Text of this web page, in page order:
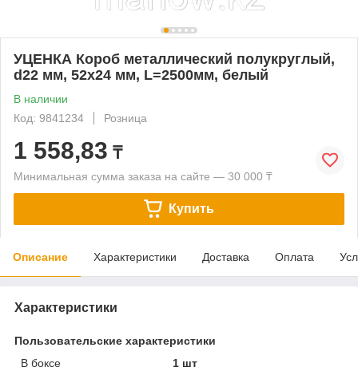
УЦЕНКА Короб металлический полукруглый,
d22 мм, 52х24 мм, L=2500мм, белый
В наличии
Код: 9841234
Розница
1 558,83 ₸
Минимальная сумма заказа на сайте — 30 000 ₸
Купить
Описание Характеристики Доставка Оплата
Характеристики
Пользовательские характеристики
В боксе
1 шт